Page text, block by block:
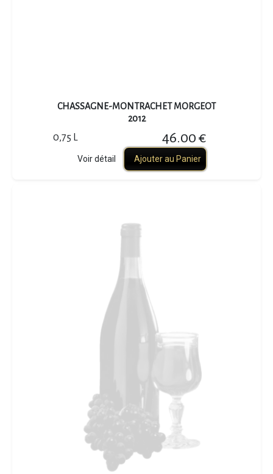
CHASSAGNE-MONTRACHET MORGEOT
2012
0,75 L 46.00 €
Voir détail Ajouter au Panier